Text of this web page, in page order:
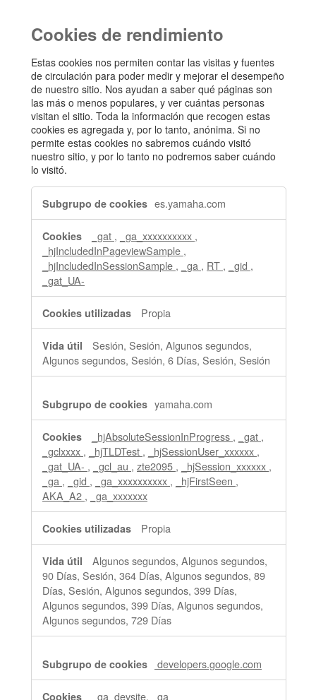
Cookies de rendimiento
Estas cookies nos permiten contar las visitas y fuentes
de circulación para poder medir y mejorar el desempeño
de nuestro sitio. Nos ayudan a saber qué páginas son
las más o menos populares, y ver cuántas personas
visitan el sitio. Toda la información que recogen estas
cookies es agregada y, por lo tanto, anónima. Si no
permite estas cookies no sabremos cuándo visitó
nuestro sitio, y por lo tanto no podremos saber cuándo
lo visitó.
de
es.yamaha.com
_gat , _ga_xxxxxxxxxx ,
_hjIncludedInPageviewSample ,
_hjIncludedInSessionSample , _ga , RT , _gid ,
_gat_UA-
Propia
Sesión, Sesión, Algunos segundos,
Algunos segundos, Sesión, 6 Días, Sesión, Sesión
yamaha.com
_hjAbsoluteSessionInProgress , _gat ,
_gclxxxx , _hjTLDTest , _hjSessionUser_xxxxxx ,
_gat_UA- , _gcl_au , zte2095 , _hjSession_xxxxxx ,
_ga , _gid , _ga_xxxxxxxxxx , _hjFirstSeen ,
AKA_A2 , _ga_xxxxxxx
Propia
Algunos segundos, Algunos segundos,
90 Días, Sesión, 364 Días, Algunos segundos, 89
Días, Sesión, Algunos segundos, 399 Días,
Algunos segundos, 399 Días, Algunos segundos,
Algunos segundos, 729 Días
developers.google.com
_ga_devsite, _ga